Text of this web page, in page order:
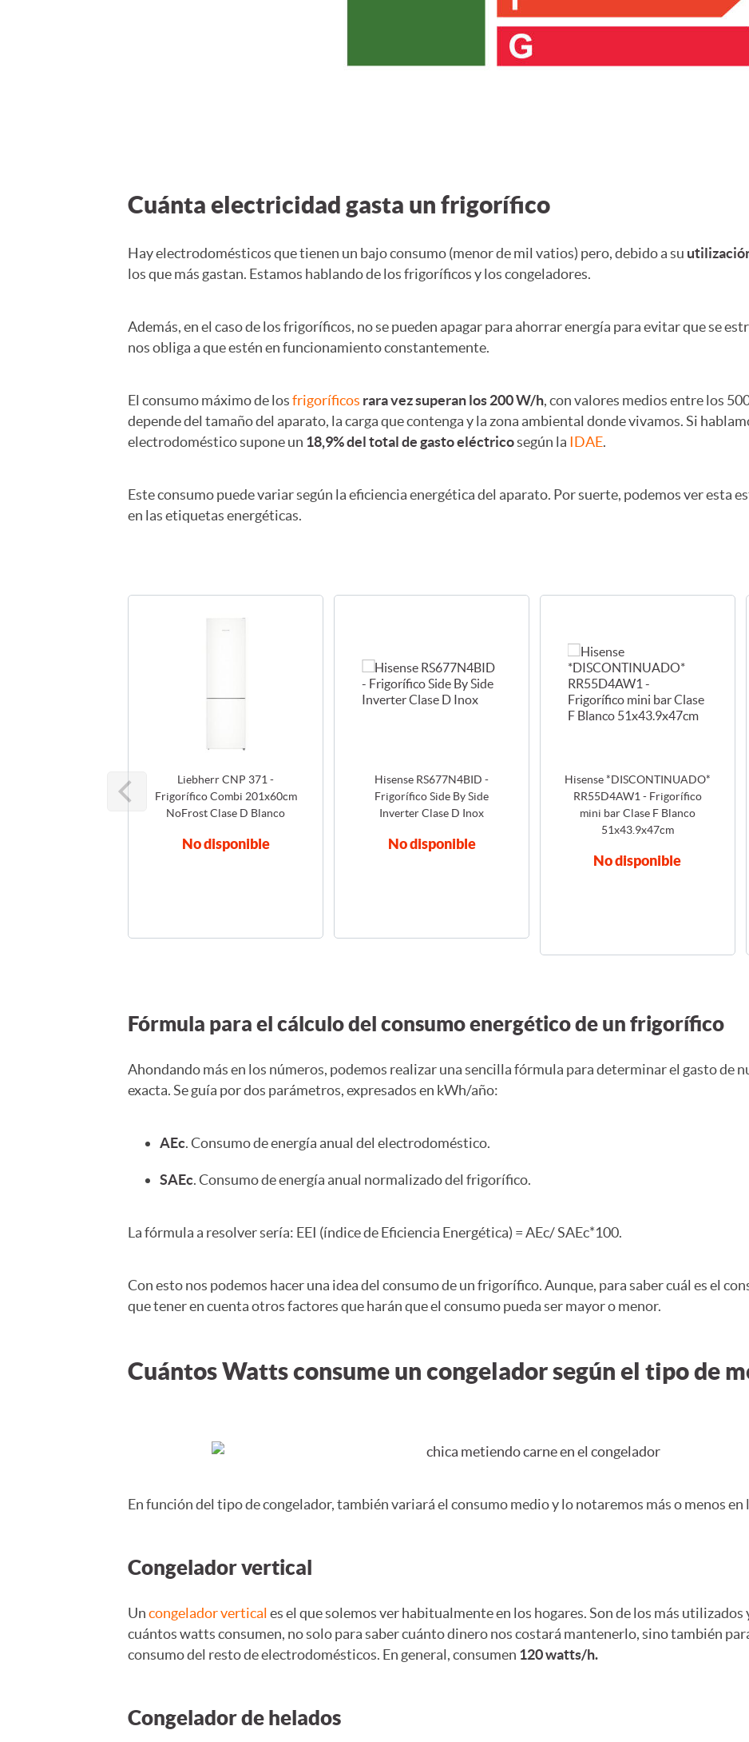
Cuánta electricidad gasta un frigorífico
Hay electrodomésticos que tienen un bajo consumo (menor de mil vatios) pero, debido a su
los que más gastan. Estamos hablando de los frigoríficos y los congeladores.
Además, en el caso de los frigoríficos, no se pueden apagar para ahorrar energía para evitar que se
nos obliga a que estén en funcionamiento constantemente.
El consumo máximo de losfrigoríficos rara vez superan los 200 W/h, con valores medios entre los
depende del tamaño del aparato, la carga que contenga y la zona ambiental donde vivamos. Si
electrodoméstico supone un 18,9% del total de gasto eléctricosegún la IDAE.
Este consumo puede variar según la eficiencia energética del aparato. Por suerte, podemos ver esta
en las etiquetas energéticas.
Liebherr CNP 371 -
Frigorífico Combi 201x60cm
NoFrost Clase D Blanco
No disponible
Hisense RS677N4BID -
Frigorífico Side By Side
Inverter Clase D Inox
No disponible
Hisense *DISCONTINUADO*
RR55D4AW1 - Frigorífico
mini bar Clase F Blanco
51x43.9x47cm
No disponible
Fórmula para el cálculo del consumo energético de un frigorífico
Ahondando más en los números, podemos realizar una sencilla fórmula para determinar el gasto de
exacta. Se guía por dos parámetros, expresados en kWh/año:
AEc. Consumo de energía anual del electrodoméstico.
SAEc. Consumo de energía anual normalizado del frigorífico.
La fórmula a resolver sería: EEI (índice de Eficiencia Energética) = AEc/ SAEc*100.
Con esto nos podemos hacer una idea del consumo de un frigorífico. Aunque, para saber cuál es el
que tener en cuenta otros factores que harán que el consumo pueda ser mayor o menor.
Cuántos Watts consume un congelador según el tipo de
En función del tipo de congelador, también variará el consumo medio y lo notaremos más o menos
Congelador vertical
Uncongelador verticales el que solemos ver habitualmente en los hogares. Son de los más
cuántos watts consumen, no solo para saber cuánto dinero nos costará mantenerlo, sino también
consumo del resto de electrodomésticos. En general, consumen 120 watts/h.
Congelador de helados